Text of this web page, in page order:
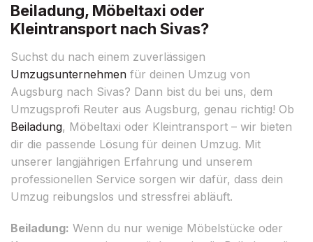
Beiladung, Möbeltaxi oder
Kleintransport nach Sivas?
Suchst du nach einem zuverlässigen
Umzugsunternehmen für deinen Umzug von
Augsburg nach Sivas? Dann bist du bei uns, dem
Umzugsprofi Reuter aus Augsburg, genau richtig! Ob
Beiladung, Möbeltaxi oder Kleintransport – wir bieten
dir die passende Lösung für deinen Umzug. Mit
unserer langjährigen Erfahrung und unserem
professionellen Service sorgen wir dafür, dass dein
Umzug reibungslos und stressfrei abläuft.
Beiladung: Wenn du nur wenige Möbelstücke oder